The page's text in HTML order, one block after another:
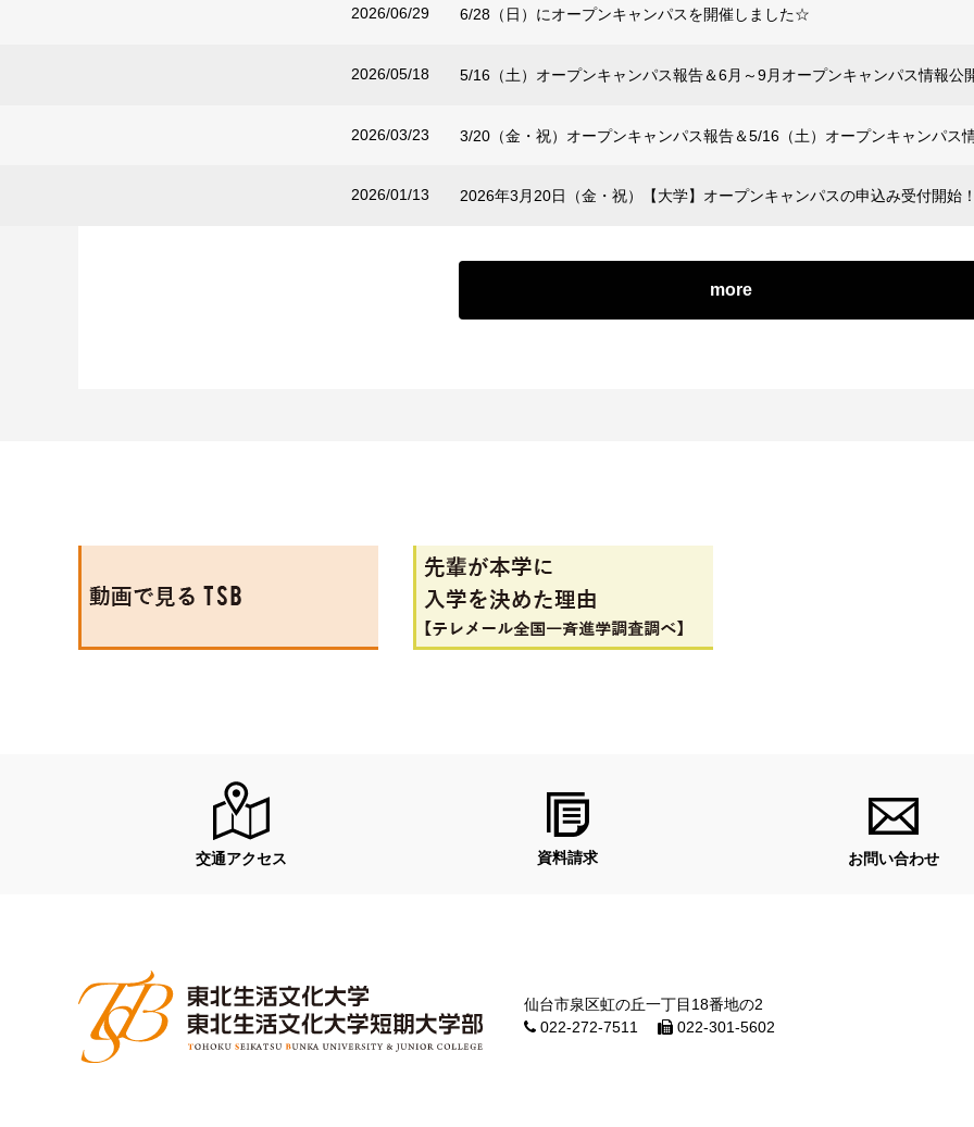
2026/06/29 6/28（日）にオープンキャンパスを開催しました☆
2026/05/18 5/16（土）オープンキャンパス報告＆6月～9月オープンキャンパス情報
2026/03/23 3/20（金・祝）オープンキャンパス報告＆5/16（土）オープンキャンパス
2026/01/13 2026年3月20日（金・祝）【大学】オープンキャンパスの申込み受付開始
more
先輩が入学を決めた理由
交通アクセス 資料請求 お問い合わせ
仙台市泉区虹の丘一丁目18番地の2
022-272-7511
022-301-5602